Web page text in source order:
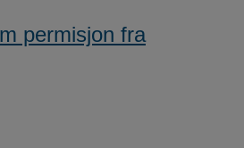
permisjon fra